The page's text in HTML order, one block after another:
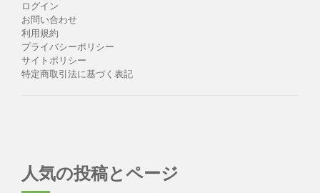
ログイン
お問い合わせ
利用規約
プライバシーポリシー
サイトポリシー
特定商取引法に基づく表記
人気の投稿とページ